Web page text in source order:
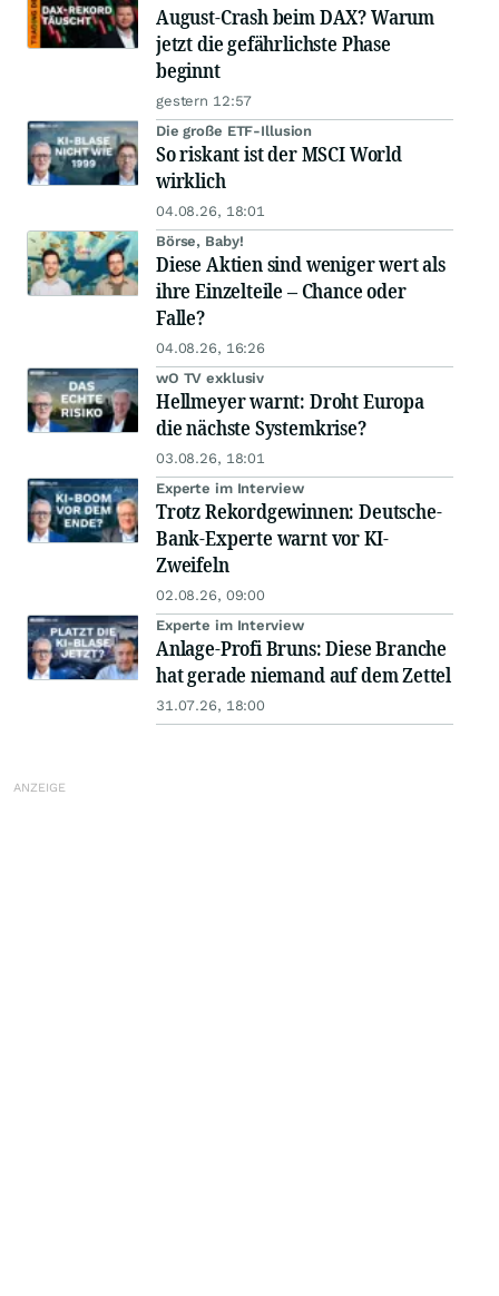
August-Crash beim DAX? Warum
jetzt die gefährlichste Phase
beginnt
gestern 12:57
Die große ETF-Illusion
So riskant ist der MSCI World
wirklich
04.08.26, 18:01
Börse, Baby!
Diese Aktien sind weniger wert als
ihre Einzelteile – Chance oder
Falle?
04.08.26, 16:26
wO TV exklusiv
Hellmeyer warnt: Droht Europa
die nächste Systemkrise?
03.08.26, 18:01
Experte im Interview
Trotz Rekordgewinnen: Deutsche-
Bank-Experte warnt vor KI-
Zweifeln
02.08.26, 09:00
Experte im Interview
Anlage-Profi Bruns: Diese Branche
hat gerade niemand auf dem Zettel
31.07.26, 18:00